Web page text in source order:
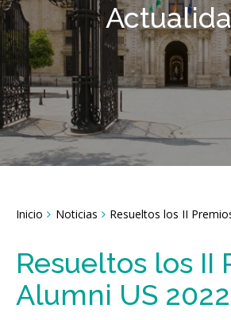
Breadcrumbs
You
Inicio Noticias Resueltos los II
Resueltos los II
Alumni US 2022